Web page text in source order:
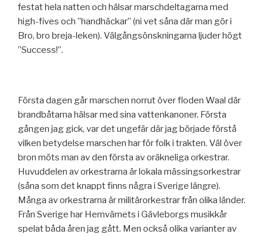
festat hela natten och hälsar marschdeltagarna med
high-fives och ”handhäckar” (ni vet såna där man gör i
Bro, bro breja-leken). Välgångsönskningarna ljuder högt
”Success!”.
Första dagen går marschen norrut över floden Waal där
brandbåtarna hälsar med sina vattenkanoner. Första
gången jag gick, var det ungefär där jag började förstå
vilken betydelse marschen har för folk i trakten. Väl över
bron möts man av den första av oräkneliga orkestrar.
Huvuddelen av orkestrarna är lokala mässingsorkestrar
(såna som det knappt finns några i Sverige längre).
Många av orkestrarna är militärorkestrar från olika länder.
Från Sverige har Hemvärnets i Gävleborgs musikkår
spelat båda åren jag gått. Men också olika varianter av